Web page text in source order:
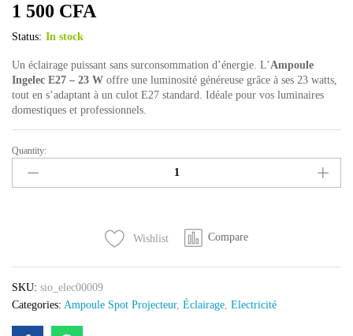
1 500 CFA
Status: In stock
Un éclairage puissant sans surconsommation d’énergie. L’Ampoule
Ingelec E27 – 23 W offre une luminosité généreuse grâce à ses 23 watts,
tout en s’adaptant à un culot E27 standard. Idéale pour vos luminaires
domestiques et professionnels.
Ampoule
Ingelec
E27
Quantity:
Wishlist Compare
SKU: sio_elec00009
Categories: Ampoule Spot Projecteur, Éclairage, Electricité